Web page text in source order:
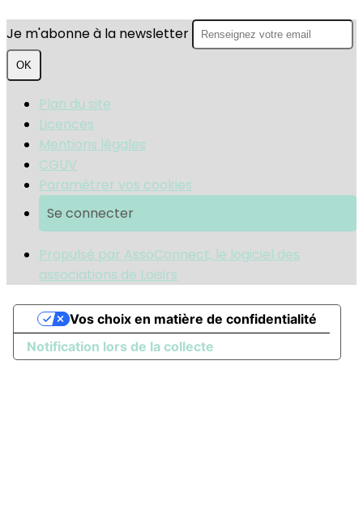
Je m'abonne à la newsletter
OK
Plan du site
Licences
Mentions légales
CGUV
Paramétrer vos cookies
Se connecter
Propulsé par AssoConnect, le logiciel des
associations de Loisirs
Notification lors de la collecte
Vos choix en matière de confidentialité